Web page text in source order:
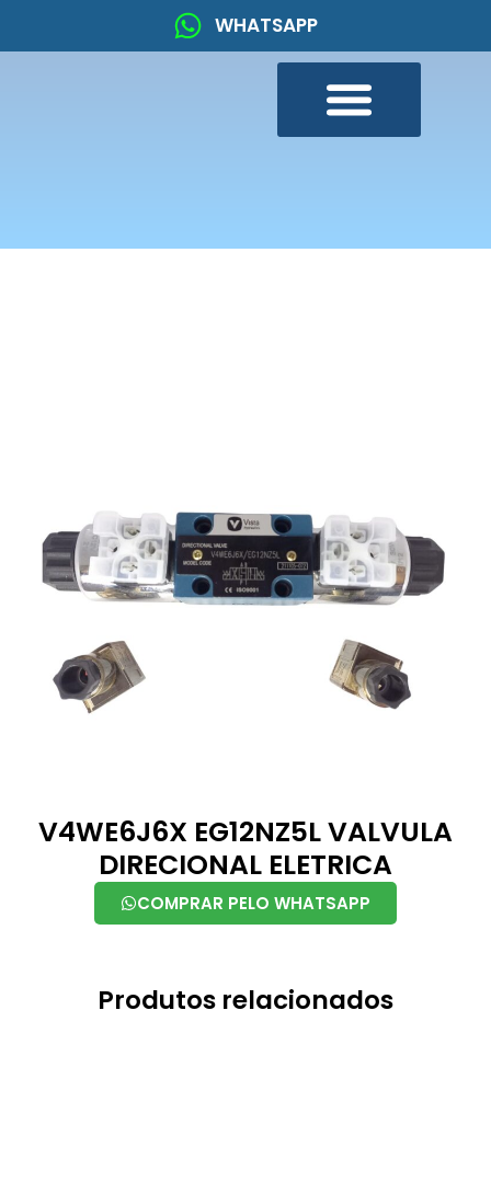
WHATSAPP
V4WE6J6X EG12NZ5L VALVULA
DIRECIONAL ELETRICA
COMPRAR PELO WHATSAPP
Produtos relacionados